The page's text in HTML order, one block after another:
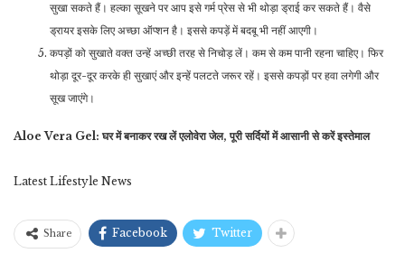
सुखा सकते हैं। हल्का सूखने पर आप इसे गर्म प्रेस से भी थोड़ा ड्राई कर सकते हैं। वैसे
ड्रायर इसके लिए अच्छा ऑप्शन है। इससे कपड़ें में बदबू भी नहीं आएगी।
कपड़ों को सुखाते वक्त उन्हें अच्छी तरह से निचोड़ लें। कम से कम पानी रहना चाहिए। फिर
थोड़ा दूर-दूर करके ही सुखाएं और इन्हें पलटते जरूर रहें। इससे कपड़ों पर हवा लगेगी और
सूख जाएंगे।
Aloe Vera Gel: घर में बनाकर रख लें एलोवेरा जेल, पूरी सर्दियों में आसानी से करें इस्तेमाल
Latest Lifestyle News
Share Facebook Twitter